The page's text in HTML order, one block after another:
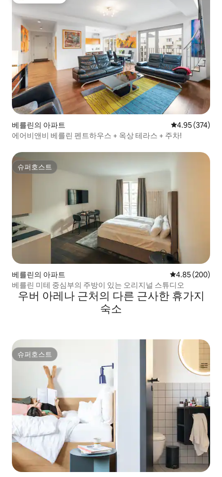
베를린의 아파트 평점 4.95점(5
4.95 (374)
에어비앤비 베를린 펜트하우스 + 옥상 테라스 + 주차!
슈퍼호스트
슈퍼호스트
베를린의 아파트 평점 4.85점(5
4.85 (200)
베를린 미테 중심부의 주방이 있는 오리지널 스튜디오
우버 아레나 근처의 다른 근사한 휴가지
숙소
슈퍼호스트
슈퍼호스트